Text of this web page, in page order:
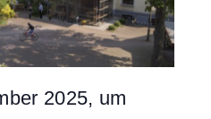
2025, um